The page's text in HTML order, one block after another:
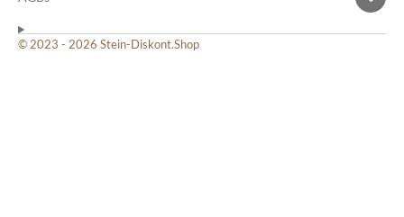
© 2023 - 2026 Stein-Diskont.Shop